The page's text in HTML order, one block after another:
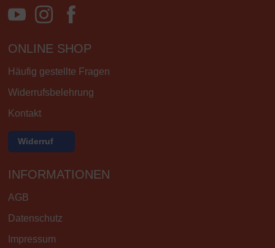
ONLINE SHOP
Häufig gestellte Fragen
Widerrufsbelehrung
Kontakt
Widerruf
INFORMATIONEN
AGB
Datenschutz
Impressum